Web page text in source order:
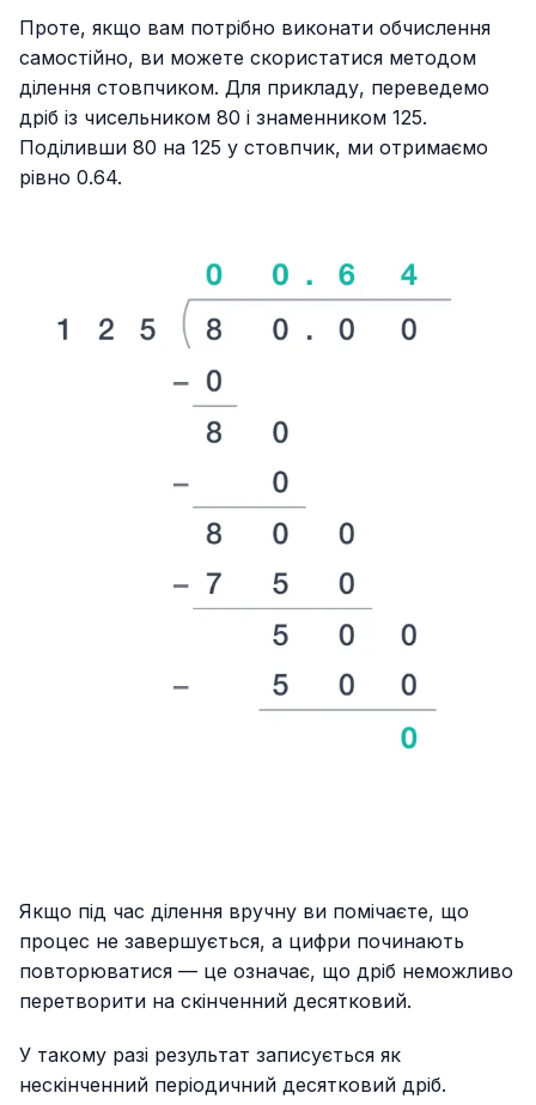
Проте, якщо вам потрібно виконати обчислення
самостійно, ви можете скористатися методом
ділення стовпчиком. Для прикладу, переведемо
дріб із чисельником 80 і знаменником 125.
Поділивши 80 на 125 у стовпчик, ми отримаємо
рівно 0.64.
Якщо під час ділення вручну ви помічаєте, що
процес не завершується, а цифри починають
повторюватися — це означає, що дріб неможливо
перетворити на скінченний десятковий.
У такому разі результат записується як
нескінченний періодичний десятковий дріб.